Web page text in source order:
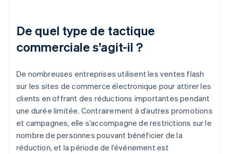
De quel type de tactique
commerciale s’agit-il ?
De nombreuses entreprises utilisent les ventes flash
sur les sites de commerce électronique pour attirer les
clients en offrant des réductions importantes pendant
une durée limitée. Contrairement à d’autres promotions
et campagnes, elle s’accompagne de restrictions sur le
nombre de personnes pouvant bénéficier de la
réduction, et la période de l’événement est